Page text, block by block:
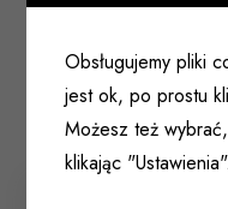
Obsługujemy pliki
jest ok, po prostu
Możesz też
klikając "Ustawienia".